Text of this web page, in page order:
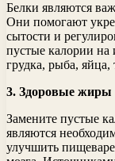
Белки являются
Они помогают
сытости и
пустые калории на
грудка, рыба, яйца,
3. Здоровые жиры
Замените пустые
являются
улучшить